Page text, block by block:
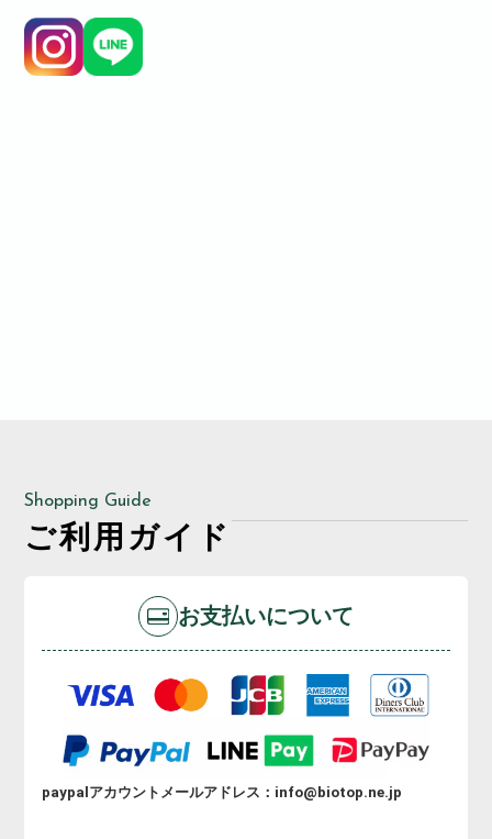
Shopping Guide
ご利用ガイド
お支払いについて
paypalアカウントメールアドレス：info@biotop.ne.jp